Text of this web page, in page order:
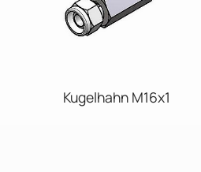
Kugelhahn M16x1